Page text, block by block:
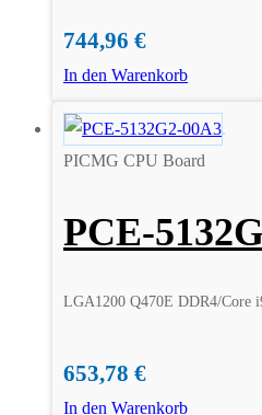
744,96 €
In den Warenkorb
PICMG CPU Board
PCE-
LGA1200 Q470E DDR4/Core
653,78 €
In den Warenkorb